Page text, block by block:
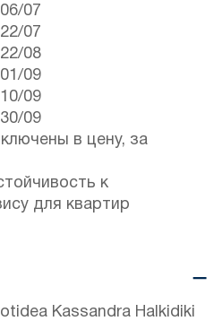
06/07
22/07
22/08
01/09
10/09
30/09
в цену, за
к
для квартир
Kassandra Halkidiki